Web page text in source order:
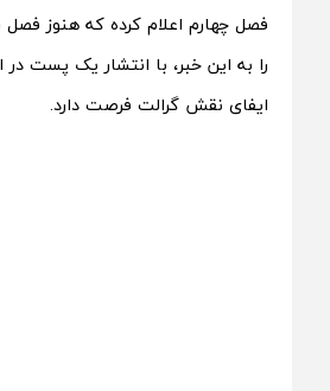
فصل چهارم اعلام کرده که هنوز
را به این خبر، با انتشار یک پست
ایفای نقش گرالت فرصت دارد.